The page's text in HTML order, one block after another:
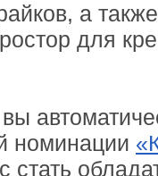
а
для
номинации
стать